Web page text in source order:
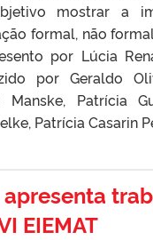
mostrar a
formal, não
por Lúcia
por Geraldo
Manske, Patrícia
Patrícia Casarin
apresenta
EIEMAT